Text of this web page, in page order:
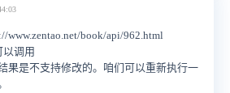
www.zentao.net/book/api/962.html
调用
果是不支持修改的。咱们可以重新执行一